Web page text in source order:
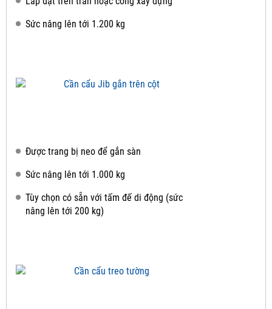
Sức nâng lên tới 1.200 kg
Được trang bị neo để gắn sàn
Sức nâng lên tới 1.000 kg
Tùy chọn có sẵn với tấm đế di động (sức
nâng lên tới 200 kg)